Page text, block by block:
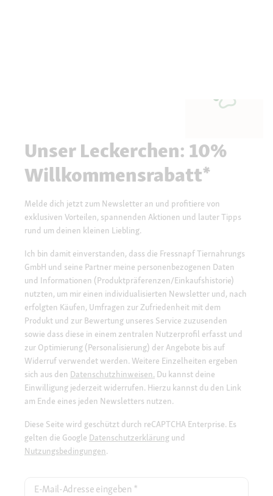
Unser Leckerchen: 10%
Willkommensrabatt*
Melde dich jetzt zum Newsletter an und profitiere von
exklusiven Vorteilen, spannenden Aktionen und lauter Tipps
rund um deinen kleinen Liebling.
Ich bin damit einverstanden, dass die Fressnapf Tiernahrungs
GmbH und seine Partner meine personenbezogenen Daten
und Informationen (Produktpräferenzen/Einkaufshistorie)
nutzten, um mir einen individualisierten Newsletter und, nach
erfolgten Käufen, Umfragen zur Zufriedenheit mit dem
Produkt und zur Bewertung unseres Service zuzusenden
sowie dass diese in einem zentralen Nutzerprofil erfasst und
zur Optimierung (Personalisierung) der Angebote bis auf
Widerruf verwendet werden. Weitere Einzelheiten ergeben
sich aus den Datenschutzhinweisen. Du kannst deine
Einwilligung jederzeit widerrufen. Hierzu kannst du den Link
am Ende eines jeden Newsletters nutzen.
Diese Seite wird geschützt durch reCAPTCHA Enterprise. Es
gelten die Google Datenschutzerklärung und
Nutzungsbedingungen.
E-Mail-Adresse eingeben *